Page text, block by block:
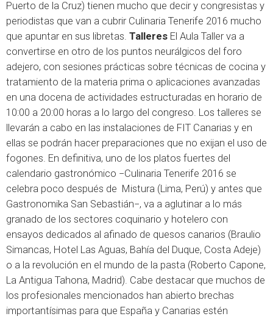
Puerto de la Cruz) tienen mucho que decir y congresistas y
periodistas que van a cubrir Culinaria Tenerife 2016 mucho
que apuntar en sus libretas. Talleres El Aula Taller va a
convertirse en otro de los puntos neurálgicos del foro
adejero, con sesiones prácticas sobre técnicas de cocina y
tratamiento de la materia prima o aplicaciones avanzadas
en una docena de actividades estructuradas en horario de
10:00 a 20:00 horas a lo largo del congreso. Los talleres se
llevarán a cabo en las instalaciones de FIT Canarias y en
ellas se podrán hacer preparaciones que no exijan el uso de
fogones. En definitiva, uno de los platos fuertes del
calendario gastronómico −Culinaria Tenerife 2016 se
celebra poco después de Mistura (Lima, Perú) y antes que
Gastronomika San Sebastián−, va a aglutinar a lo más
granado de los sectores coquinario y hotelero con
ensayos dedicados al afinado de quesos canarios (Braulio
Simancas, Hotel Las Aguas, Bahía del Duque, Costa Adeje)
o a la revolución en el mundo de la pasta (Roberto Capone,
La Antigua Tahona, Madrid). Cabe destacar que muchos de
los profesionales mencionados han abierto brechas
importantísimas para que España y Canarias estén